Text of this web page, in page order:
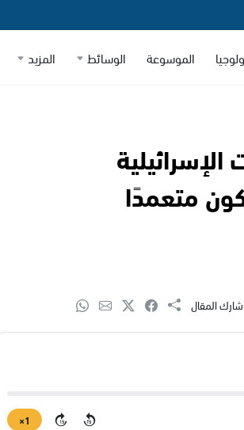
الموسوعة الوسائط المزيد
متعمدًا
شارك المقال
15
15
1×